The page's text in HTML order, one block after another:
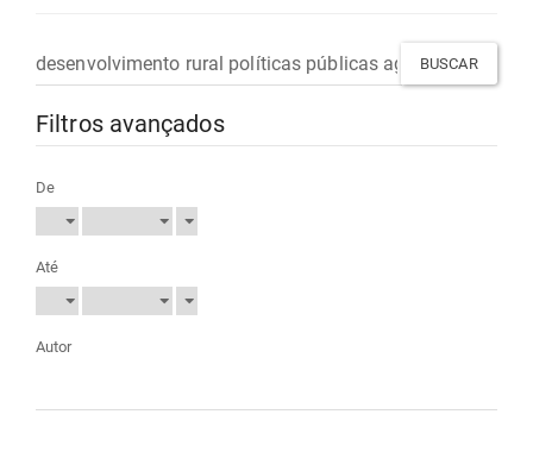
Pesquisar
termo
Filtros avançados
De
Até
Autor